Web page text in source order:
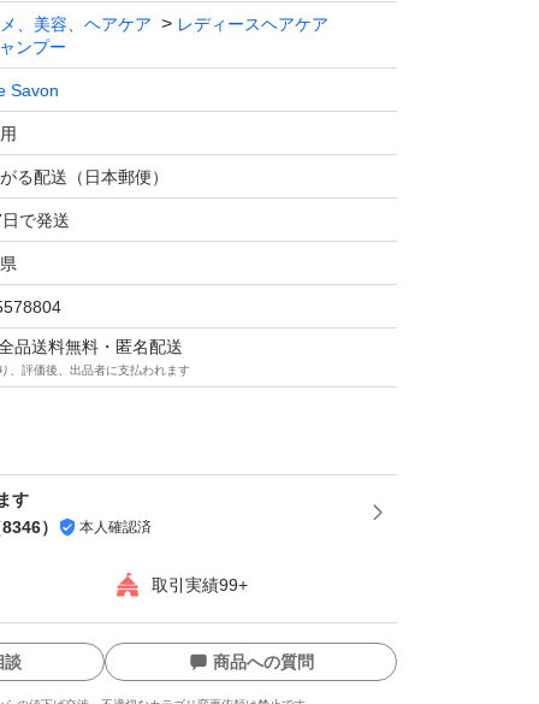
、美容、ヘアケア
レディースヘアケア
ンプー
Savon
る配送（日本郵便）
で発送
品送料無料・匿名配送
、評価後、出品者に支払われます
す
8346） 本人確認済
取引実績99+
談 商品への質問